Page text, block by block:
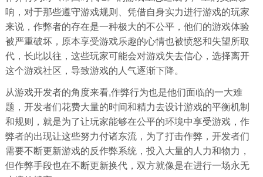
响，对于那些遵守游戏规则、凭借自身实力进行游戏的玩家
来说，作弊者的存在是一种极大的不公平，他们的游戏体验
被严重破坏，原本享受游戏乐趣的心情也被愤怒和失望所取
代，长此以往，这些玩家可能会对游戏失去信心，选择离开
这个游戏社区，导致游戏的人气逐渐下降。
从游戏开发者的角度来看,作弊行为也是他们面临的一大难
题，开发者们花费大量的时间和精力去设计游戏的平衡机制
和规则，就是为了让玩家能够在公平的环境中享受游戏，作
弊者的出现让这些努力付诸东流，为了打击作弊，开发者们
需要不断更新游戏的反作弊系统，投入大量的人力和物力，
但作弊手段也在不断更新换代，双方就像是在进行一场永无